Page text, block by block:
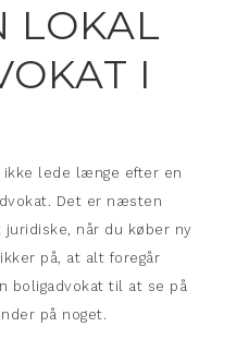
LOKAL
I
ikke lede længe efter en
Det er næsten
når du køber ny
på, at alt foregår
boligadvokat til at se på
på noget.